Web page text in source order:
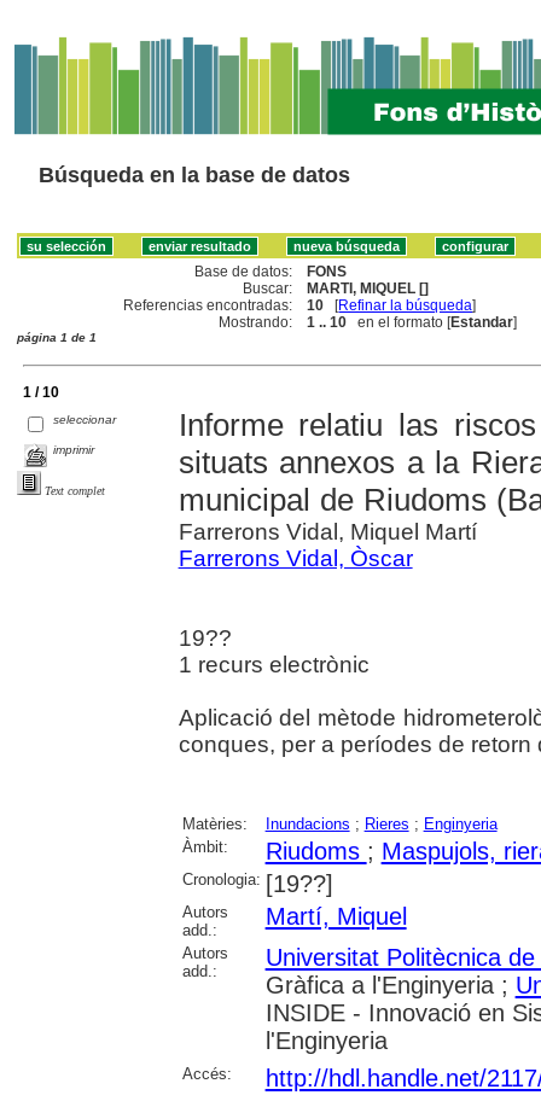
Búsqueda en la base de datos
Base de datos:
FONS
Buscar:
MARTI, MIQUEL []
Referencias encontradas:
10 [Refinar la búsqueda]
Mostrando:
1 .. 10 en el formato [Estandar]
página 1 de 1
1 / 10
seleccionar
imprimir
Text complet
Informe relatiu las
situats annexos a la
municipal de Riudoms
Farrerons Vidal, Miquel Martí
Farrerons Vidal, Òscar
19??
1 recurs electrònic
Aplicació del mètode
conques, per a períodes de retorn
Matèries: Inundacions ; Rieres ; Enginyeria
Àmbit:
Riudoms ; Maspujols,
Cronologia: [19??]
Autors
add.:
Martí, Miquel
Autors
add.:
Universitat Politècnica
Gràfica a l'Enginyeria ;
INSIDE - Innovació en
l'Enginyeria
Accés: http://hdl.handle.net/